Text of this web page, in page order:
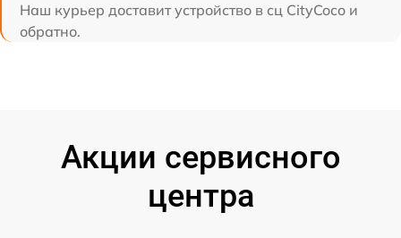
Наш курьер доставит устройство в сц CityCoco и
обратно.
Акции сервисного
центра